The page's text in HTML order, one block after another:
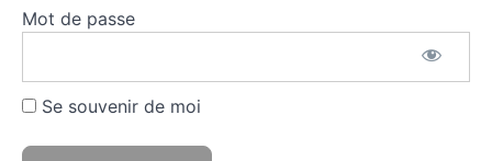
enjeux
programmes
Mot de passe
Se souvenir de moi